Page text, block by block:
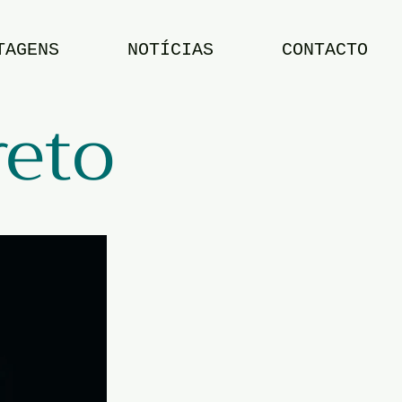
NOTÍCIAS CONTACTO